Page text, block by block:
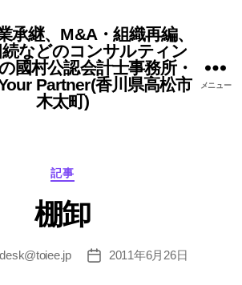
承継、M&A・組織再編、
続などのコンサルティン
國村公認会計士事務所・
Partner(香川県高松市
木太町)
メニュー
カ
ゴ
リ
記事
棚卸
desk@toiee.jp
投
2011年6月26日